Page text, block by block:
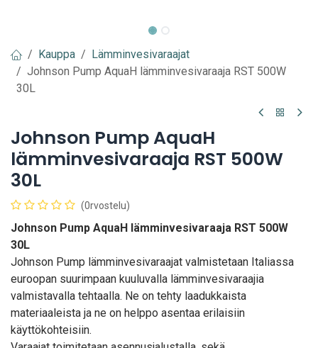
Kauppa
Lämminvesivaraajat
Johnson Pump AquaH lämminvesivaraaja RST 500W
30L
Johnson Pump AquaH
lämminvesivaraaja RST 500W
30L
(0rvostelu)
Johnson Pump AquaH lämminvesivaraaja RST 500W
30L
Johnson Pump lämminvesivaraajat valmistetaan Italiassa
euroopan suurimpaan kuuluvalla lämminvesivaraajia
valmistavalla tehtaalla. Ne on tehty laadukkaista
materiaaleista ja ne on helppo asentaa erilaisiin
käyttökohteisiin.